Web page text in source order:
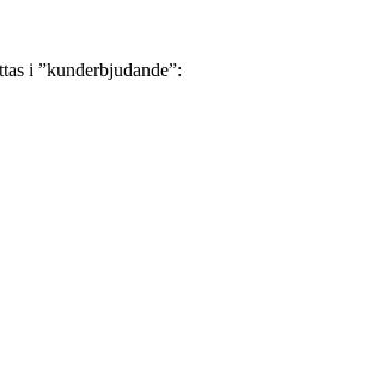
i ”kunderbjudande”: